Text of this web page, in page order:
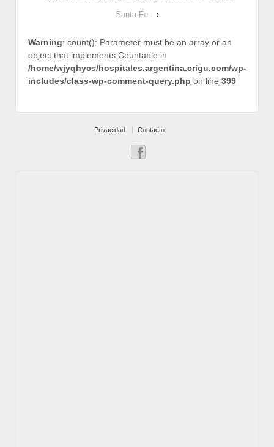
Santa Fe
›
Warning: count(): Parameter must be an array or an
object that implements Countable in
/home/wjyqhycs/hospitales.argentina.crigu.com/wp-
includes/class-wp-comment-query.php on line 399
Privacidad Contacto